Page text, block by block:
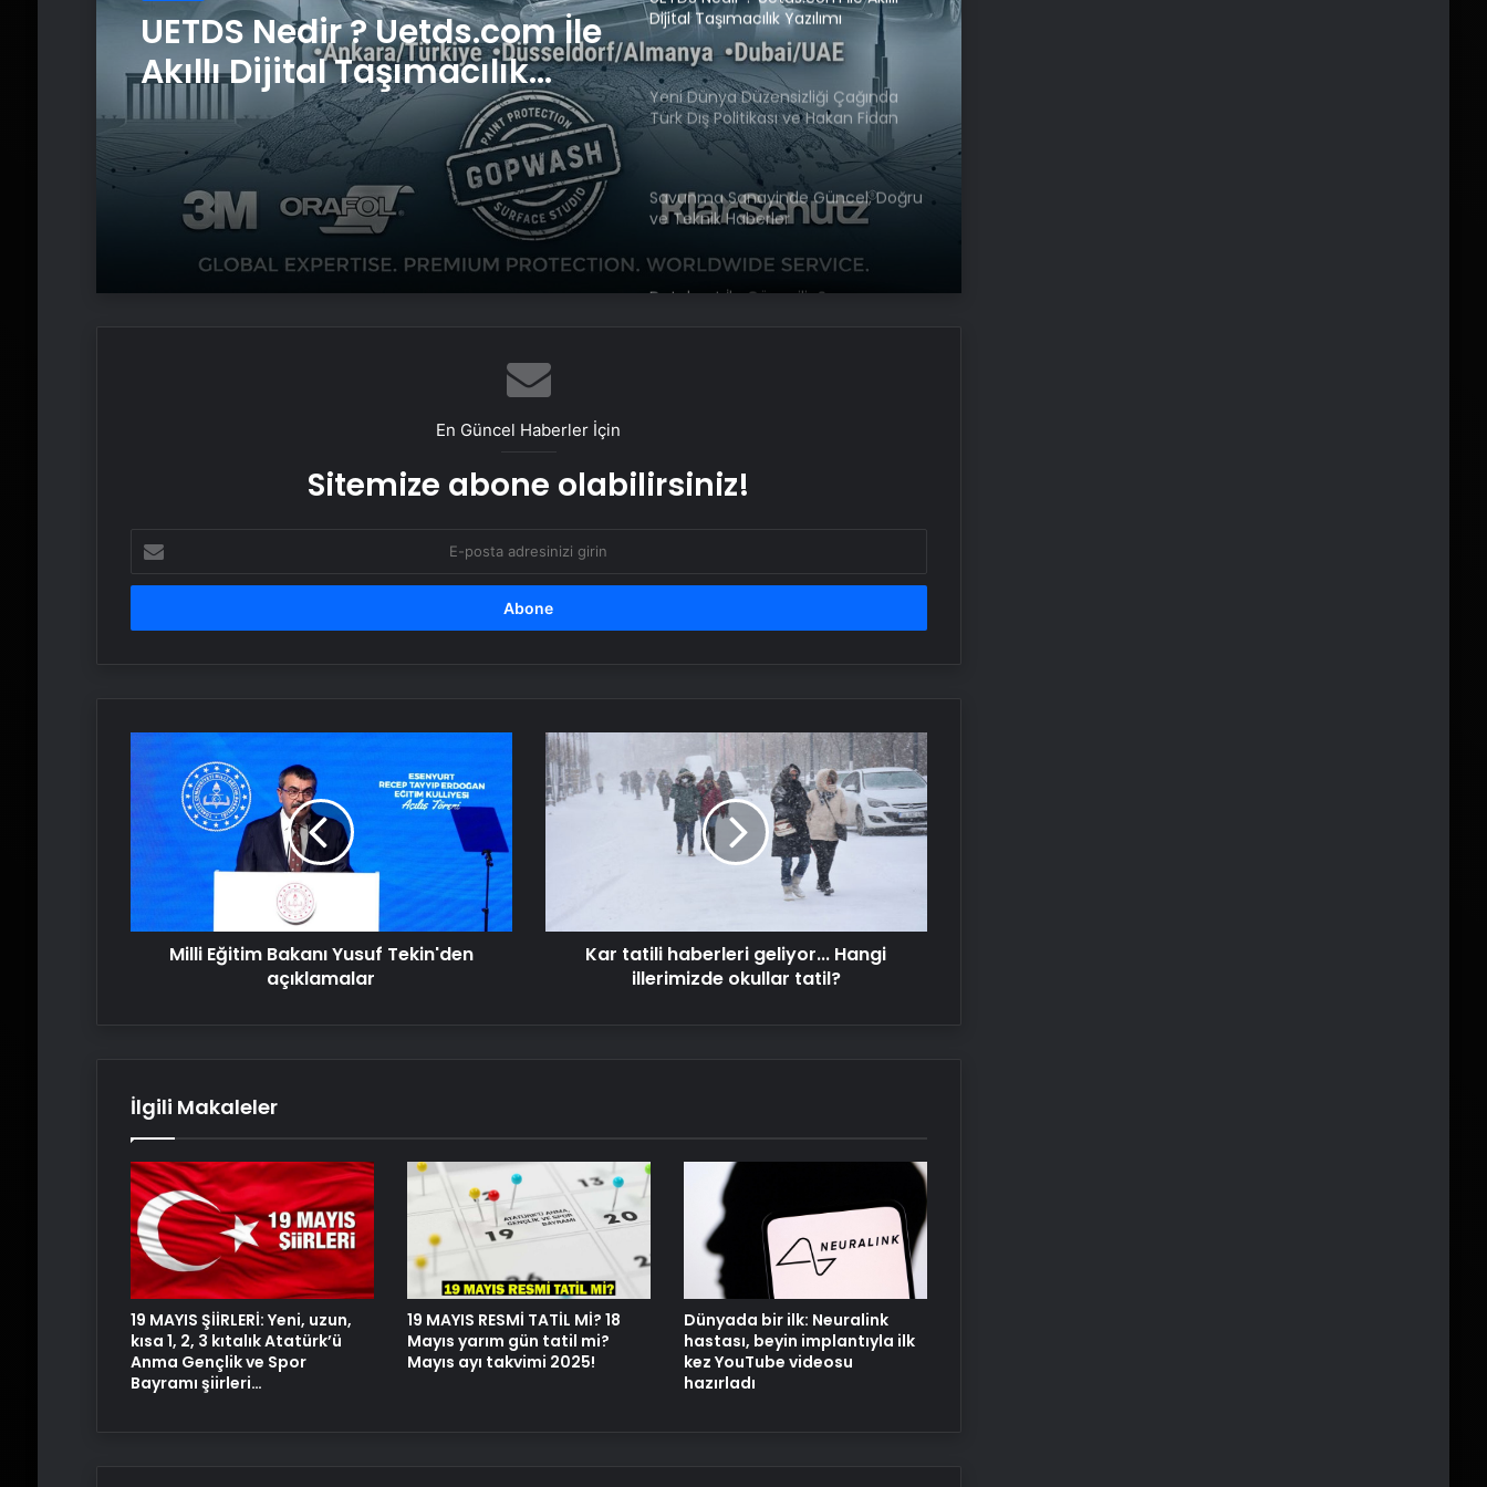
UETDS Nedir ? Uetds.com İle
Akıllı Dijital Taşımacılık
Yazılımı
Dijital Taşımacılık Yazılımı
Yeni Dünya Düzensizliği Çağında
Türk Dış Politikası ve Hakan Fidan
Faktörü
Savunma Sanayinde Güncel, Doğru
ve Teknik Haberler
Datahost İle Güvenilir Sunucu
Sağlık Eş Anlamlısı Nedir? Sağlık
bulaşıyor?
14.14 Saat Anlamı Nedir? 14.14 Çift
Saatlerin Anlamı Nasıl Yorumlanır?
Serjoy : Dijital Medya Ajansı, Google
Tasarım Ajansı
Savunma Sanayinde Güncel, Doğru
ve Teknik Haberler
Datahost İle Güvenilir Sunucu
Hizmetleri
En Güncel Haberler İçin
Sitemize abone olabilirsiniz!
posta
adresinizi
Yusuf
Milli Eğitim Bakanı Yusuf Tekin'den
açıklamalar
Kar
tatili
haberleri
geliyor...
Kar tatili haberleri geliyor... Hangi
illerimizde okullar tatil?
İlgili Makaleler
19 MAYIS ŞİİRLERİ: Yeni, uzun,
kısa 1, 2, 3 kıtalık Atatürk’ü
Anma Gençlik ve Spor
Bayramı şiirleri…
19 MAYIS RESMİ TATİL Mİ? 18
Mayıs yarım gün tatil mi?
Mayıs ayı takvimi 2025!
Dünyada bir ilk: Neuralink
hastası, beyin implantıyla ilk
kez YouTube videosu
hazırladı